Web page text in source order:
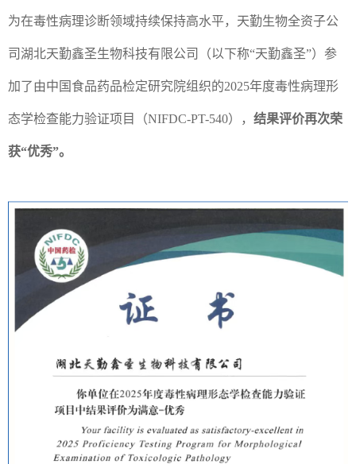
为在毒性病理诊断领域持续保持高水平，天勤生物全资子公
司湖北天勤鑫圣生物科技有限公司（以下称“天勤鑫圣”）参
加了由中国食品药品检定研究院组织的2025年度毒性病理形
态学检查能力验证项目（NIFDC-PT-540）， 结果评价再次荣
获“优秀”。